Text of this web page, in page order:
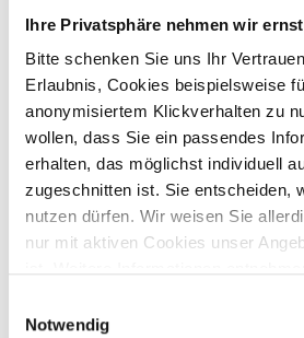
Ihre Privatsphäre nehmen wir ernst
Bitte schenken Sie uns Ihr
Erlaubnis, Cookies beispielsweise
anonymisiertem Klickverhalten zu
wollen, dass Sie ein passendes
erhalten, das möglichst individuell
zugeschnitten ist. Sie entscheiden,
nutzen dürfen. Wir weisen Sie
nur mit aktiven Cookies unser
Notwendig
Carthago c-tourer T
Gebrauchtfahrzeug
Verfügbar ab: Sofort